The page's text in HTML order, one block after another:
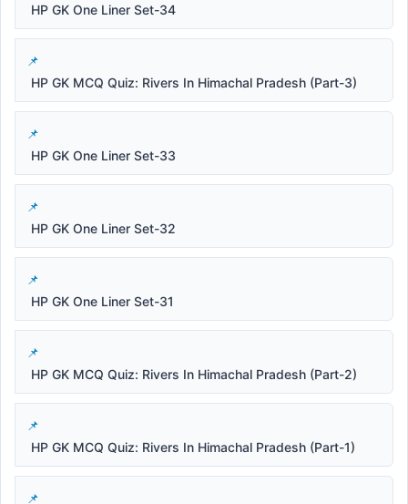
HP GK One Liner Set-34
HP GK MCQ Quiz: Rivers In Himachal Pradesh (Part-3)
HP GK One Liner Set-33
HP GK One Liner Set-32
HP GK One Liner Set-31
HP GK MCQ Quiz: Rivers In Himachal Pradesh (Part-2)
HP GK MCQ Quiz: Rivers In Himachal Pradesh (Part-1)